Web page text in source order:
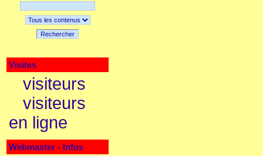
Rechercher
Visites
visiteurs
visiteurs
en ligne
Webmaster - Infos